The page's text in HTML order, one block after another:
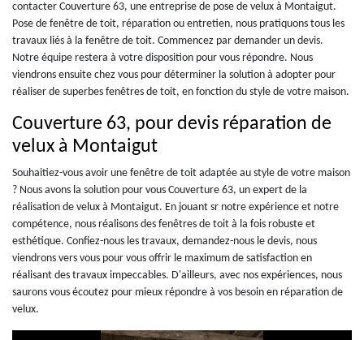
contacter Couverture 63, une entreprise de pose de velux à Montaigut.
Pose de fenêtre de toit, réparation ou entretien, nous pratiquons tous les
travaux liés à la fenêtre de toit. Commencez par demander un devis.
Notre équipe restera à votre disposition pour vous répondre. Nous
viendrons ensuite chez vous pour déterminer la solution à adopter pour
réaliser de superbes fenêtres de toit, en fonction du style de votre maison.
Couverture 63, pour devis réparation de
velux à Montaigut
Souhaitiez-vous avoir une fenêtre de toit adaptée au style de votre maison
? Nous avons la solution pour vous Couverture 63, un expert de la
réalisation de velux à Montaigut. En jouant sr notre expérience et notre
compétence, nous réalisons des fenêtres de toit à la fois robuste et
esthétique. Confiez-nous les travaux, demandez-nous le devis, nous
viendrons vers vous pour vous offrir le maximum de satisfaction en
réalisant des travaux impeccables. D'ailleurs, avec nos expériences, nous
saurons vous écoutez pour mieux répondre à vos besoin en réparation de
velux.